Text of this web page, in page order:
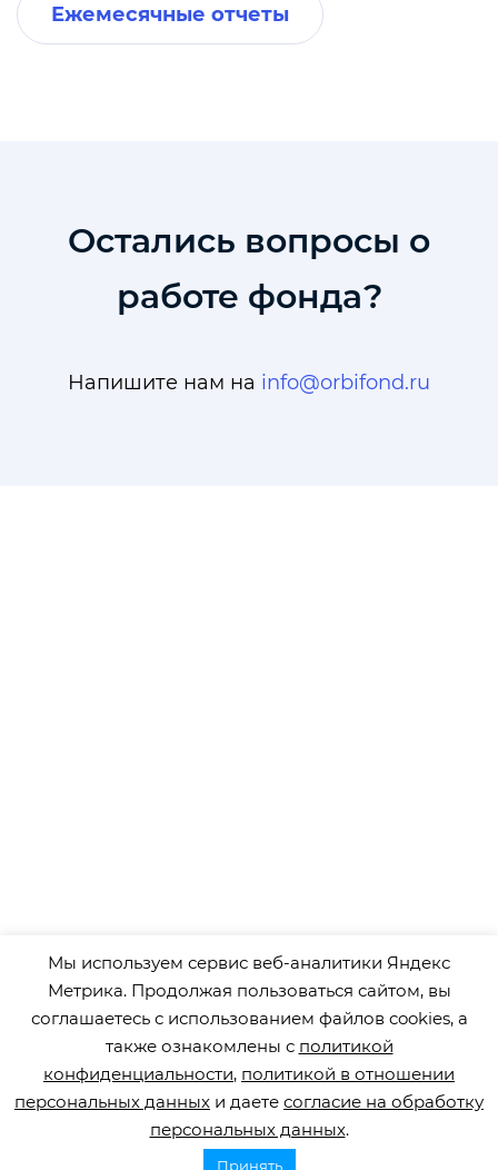
Ежемесячные отчеты
Остались вопросы о
работе фонда?
Напишите нам на info@orbifond.ru
Мы используем сервис веб-аналитики Яндекс
Метрика. Продолжая пользоваться сайтом, вы
соглашаетесь с использованием файлов cookies, а
также ознакомлены с политикой
конфиденциальности, политикой в отношении
персональных данных и даете согласие на обработку
персональных данных.
Принять